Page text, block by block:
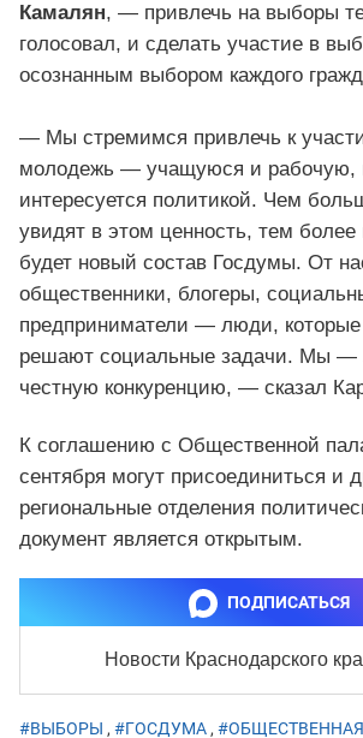
Камалян, — привлечь на выборы
голосовал, и сделать участие в
осознанным выбором каждого
— Мы стремимся привлечь к
молодежь — учащуюся и рабочую,
интересуется политикой. Чем
увидят в этом ценность, тем
будет новый состав Госдумы. От
общественники, блогеры,
предприниматели — люди, которые
решают социальные задачи. Мы —
честную конкуренцию, — сказал
К соглашению с Общественной
сентября могут присоединиться и
региональные отделения
документ является открытым.
ПОДПИСАТЬСЯ
Новости Краснодарского
#ВЫБОРЫ , #ГОСДУМА ,